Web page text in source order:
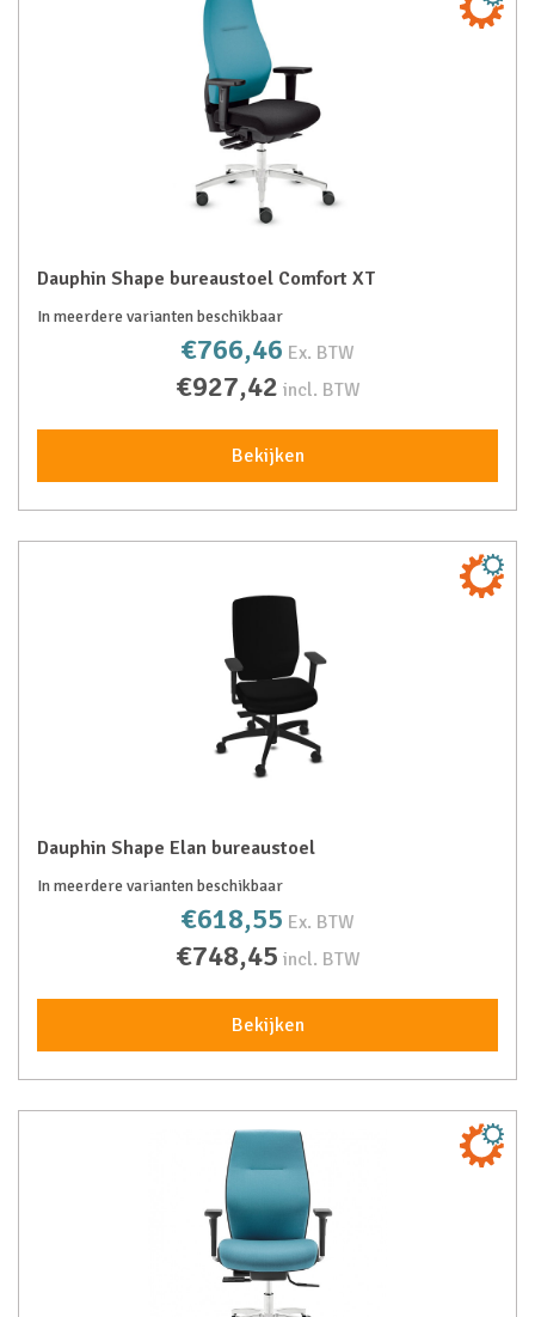
Dauphin Shape bureaustoel Comfort XT
In meerdere varianten beschikbaar
€766,46 Ex. BTW
€927,42 incl. BTW
Bekijken
Dauphin Shape Elan bureaustoel
In meerdere varianten beschikbaar
€618,55 Ex. BTW
€748,45 incl. BTW
Bekijken